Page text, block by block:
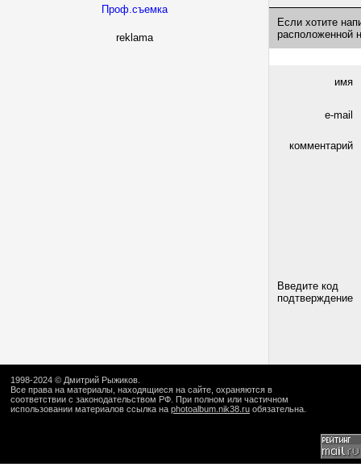
Проф.съемка
reklama
Если хотите
расположенной
имя
e-mail
комментарий
Введите код
подтверждение
1998-2024 © Дмитрий Рыжиков
Все права на материалы, находящиеся на сайте, охраняются в
соответствии с законодательством РФ. При полном или частичном
использовании материалов ссылка на photoalbum.nik38.ru обязательна.